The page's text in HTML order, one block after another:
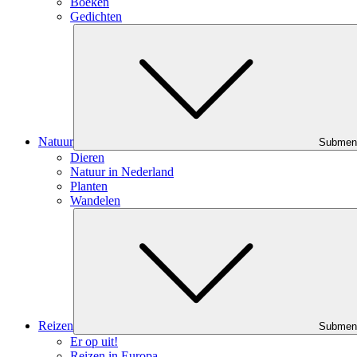
Gedichten
Natuur
Dieren
Natuur in Nederland
Planten
Wandelen
Reizen
Er op uit!